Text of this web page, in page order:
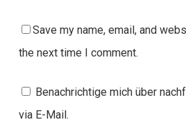
Save my name, email, and
the next time I comment.
Benachrichtige mich über
via E-Mail.